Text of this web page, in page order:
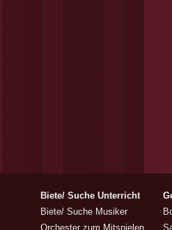
Biete/ Suche Unterricht
Biete/ Suche Musiker
Orchester zum Mitspielen